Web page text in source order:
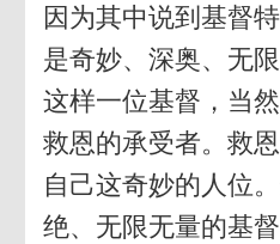
因为其中说到基督
是奇妙、深奥、无
这样一位基督，当
救恩的承受者。救
自己这奇妙的人位
绝、无限无量的基